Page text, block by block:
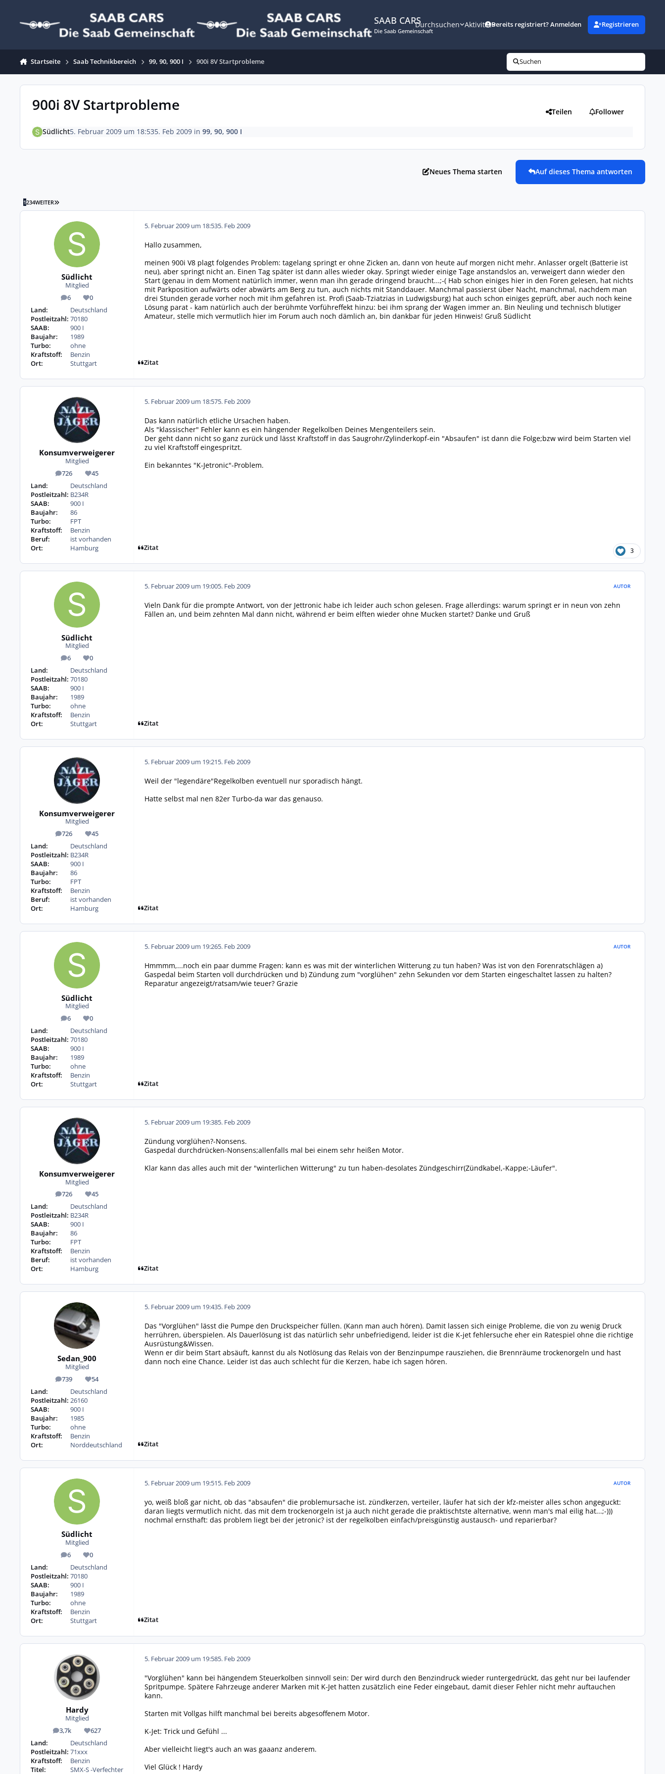
SAAB CARS
Die Saab Gemeinschaft
Durchsuchen AktivitätBereits registriert? Anmelden Registrieren
Startseite Saab Technikbereich 99, 90, 900 I 900i 8V Startprobleme Suchen
900i 8V Startprobleme Teilen Follower
Südlicht5. Februar 2009 um 18:535. Feb 2009in 99, 90, 900 I
Neues Thema starten Auf dieses Thema antworten
1234WEITER LETZTE SEITE
Südlicht
Mitglied
6
Beiträge0
Reputation
Land:
Deutschland
Postleitzahl: 70180
SAAB:
900 I
Baujahr:
1989
Turbo:
ohne
Kraftstoff:
Benzin
Ort:
Stuttgart
5. Februar 2009 um 18:535. Feb 2009
Hallo zusammen,
meinen 900i V8 plagt folgendes Problem: tagelang springt er ohne Zicken an, dann von heute auf morgen nicht mehr. Anlasser orgelt (Batterie ist
neu), aber springt nicht an. Einen Tag später ist dann alles wieder okay. Springt wieder einige Tage anstandslos an, verweigert dann wieder den
Start (genau in dem Moment natürlich immer, wenn man ihn gerade dringend braucht...;-( Hab schon einiges hier in den Foren gelesen, hat nichts
mit Parkposition aufwärts oder abwärts am Berg zu tun, auch nichts mit Standdauer. Manchmal passierst über Nacht, manchmal, nachdem man
drei Stunden gerade vorher noch mit ihm gefahren ist. Profi (Saab-Tziatzias in Ludwigsburg) hat auch schon einiges geprüft, aber auch noch keine
Lösung parat - kam natürlich auch der berühmte Vorführeffekt hinzu: bei ihm sprang der Wagen immer an. Bin Neuling und technisch blutiger
Amateur, stelle mich vermutlich hier im Forum auch noch dämlich an, bin dankbar für jeden Hinweis! Gruß Südlicht
Zitat
Konsumverweigerer
Mitglied
726
Beiträge 45
Reputation
Land:
Deutschland
Postleitzahl: B234R
SAAB:
900 I
Baujahr:
86
Turbo:
FPT
Kraftstoff:
Benzin
Beruf:
ist vorhanden
Ort:
Hamburg
5. Februar 2009 um 18:575. Feb 2009
Das kann natürlich etliche Ursachen haben.
Als "klassischer" Fehler kann es ein hängender Regelkolben Deines Mengenteilers sein.
Der geht dann nicht so ganz zurück und lässt Kraftstoff in das Saugrohr/Zylinderkopf-ein "Absaufen" ist dann die Folge;bzw wird beim Starten viel
zu viel Kraftstoff eingespritzt.
Ein bekanntes "K-Jetronic"-Problem.
Zitat 3
Südlicht
Mitglied
6
Beiträge0
Reputation
Land:
Deutschland
Postleitzahl: 70180
SAAB:
900 I
Baujahr:
1989
Turbo:
ohne
Kraftstoff:
Benzin
Ort:
Stuttgart
5. Februar 2009 um 19:005. Feb 2009 AUTOR
Vieln Dank für die prompte Antwort, von der Jettronic habe ich leider auch schon gelesen. Frage allerdings: warum springt er in neun von zehn
Fällen an, und beim zehnten Mal dann nicht, während er beim elften wieder ohne Mucken startet? Danke und Gruß
Zitat
Konsumverweigerer
Mitglied
726
Beiträge 45
Reputation
Land:
Deutschland
Postleitzahl: B234R
SAAB:
900 I
Baujahr:
86
Turbo:
FPT
Kraftstoff:
Benzin
Beruf:
ist vorhanden
Ort:
Hamburg
5. Februar 2009 um 19:215. Feb 2009
Weil der "legendäre"Regelkolben eventuell nur sporadisch hängt.
Hatte selbst mal nen 82er Turbo-da war das genauso.
Zitat
Südlicht
Mitglied
6
Beiträge0
Reputation
Land:
Deutschland
Postleitzahl: 70180
SAAB:
900 I
Baujahr:
1989
Turbo:
ohne
Kraftstoff:
Benzin
Ort:
Stuttgart
5. Februar 2009 um 19:265. Feb 2009 AUTOR
Hmmmm,...noch ein paar dumme Fragen: kann es was mit der winterlichen Witterung zu tun haben? Was ist von den Forenratschlägen a)
Gaspedal beim Starten voll durchdrücken und b) Zündung zum "vorglühen" zehn Sekunden vor dem Starten eingeschaltet lassen zu halten?
Reparatur angezeigt/ratsam/wie teuer? Grazie
Zitat
Konsumverweigerer
Mitglied
726
Beiträge 45
Reputation
Land:
Deutschland
Postleitzahl: B234R
SAAB:
900 I
Baujahr:
86
Turbo:
FPT
Kraftstoff:
Benzin
Beruf:
ist vorhanden
Ort:
Hamburg
5. Februar 2009 um 19:385. Feb 2009
Zündung vorglühen?-Nonsens.
Gaspedal durchdrücken-Nonsens;allenfalls mal bei einem sehr heißen Motor.
Klar kann das alles auch mit der "winterlichen Witterung" zu tun haben-desolates Zündgeschirr(Zündkabel,-Kappe;-Läufer".
Zitat
Sedan_900
Mitglied
739
Beiträge 54
Reputation
Land:
Deutschland
Postleitzahl: 26160
SAAB:
900 I
Baujahr:
1985
Turbo:
ohne
Kraftstoff:
Benzin
Ort:
Norddeutschland
5. Februar 2009 um 19:435. Feb 2009
Das "Vorglühen" lässt die Pumpe den Druckspeicher füllen. (Kann man auch hören). Damit lassen sich einige Probleme, die von zu wenig Druck
herrühren, überspielen. Als Dauerlösung ist das natürlich sehr unbefriedigend, leider ist die K-jet fehlersuche eher ein Ratespiel ohne die richtige
Ausrüstung&Wissen.
Wenn er dir beim Start absäuft, kannst du als Notlösung das Relais von der Benzinpumpe rausziehen, die Brennräume trockenorgeln und hast
dann noch eine Chance. Leider ist das auch schlecht für die Kerzen, habe ich sagen hören.
Zitat
Südlicht
Mitglied
6
Beiträge0
Reputation
Land:
Deutschland
Postleitzahl: 70180
SAAB:
900 I
Baujahr:
1989
Turbo:
ohne
Kraftstoff:
Benzin
Ort:
Stuttgart
5. Februar 2009 um 19:515. Feb 2009 AUTOR
yo, weiß bloß gar nicht, ob das "absaufen" die problemursache ist. zündkerzen, verteiler, läufer hat sich der kfz-meister alles schon angeguckt:
daran liegts vermutlich nicht. das mit dem trockenorgeln ist ja auch nicht gerade die praktischtste alternative, wenn man's mal eilig hat...;-)))
nochmal ernsthaft: das problem liegt bei der jetronic? ist der regelkolben einfach/preisgünstig austausch- und reparierbar?
Zitat
Hardy
Mitglied
3,7k
Beiträge 627
Reputation
Land:
Deutschland
Postleitzahl: 71xxx
Kraftstoff:
Benzin
Titel:
SMX-S -Verfechter
5. Februar 2009 um 19:585. Feb 2009
"Vorglühen" kann bei hängendem Steuerkolben sinnvoll sein: Der wird durch den Benzindruck wieder runtergedrückt, das geht nur bei laufender
Spritpumpe. Spätere Fahrzeuge anderer Marken mit K-Jet hatten zusätzlich eine Feder eingebaut, damit dieser Fehler nicht mehr auftauchen
kann.
Starten mit Vollgas hilft manchmal bei bereits abgesoffenem Motor.
K-Jet: Trick und Gefühl ...
Aber vielleicht liegt's auch an was gaaanz anderem.
Viel Glück ! Hardy